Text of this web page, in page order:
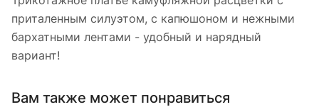
приталенным силуэтом, с капюшоном и нежными
бархатными лентами - удобный и нарядный
вариант!
Вам также может понравиться